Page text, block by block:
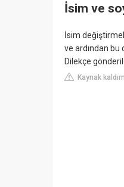
İsim ve
İsim
ve ardından
Dilekçe
Kaynak